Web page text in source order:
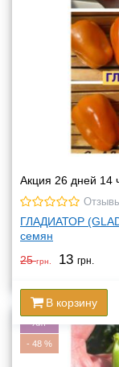
Акция 26 дней 14
ГЛАДИАТОР
семян
25грн. 13 грн.
В корзину
Хит
-48%